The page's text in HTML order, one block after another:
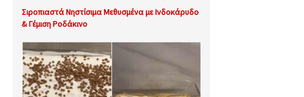
Σιροπιαστά Νηστίσιμα Μεθυσμένα με Ινδοκάρυδο
& Γέμιση Ροδάκινο